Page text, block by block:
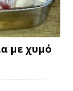
με χυμό